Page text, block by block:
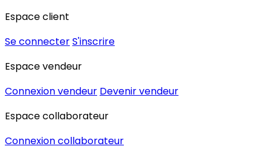
Espace client
Se connecterS'inscrire
Espace vendeur
Connexion vendeur Devenir vendeur
Espace collaborateur
Connexion collaborateur